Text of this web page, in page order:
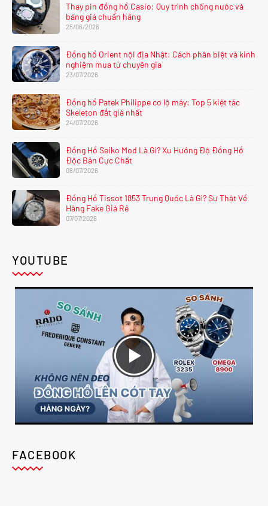
Thay pin đồng hồ Casio: Quy trình chống nước và
bảng giá chuẩn hãng
25/06/2026
Đồng hồ Orient nội địa Nhật: Cách phân biệt và kinh
nghiệm mua từ chuyên gia
23/07/2026
Đồng hồ Patek Philippe cơ lộ máy: Top 5 kiệt tác
Skeleton đắt giá nhất
24/07/2026
Đồng Hồ Seiko Mod Là Gì? Xu Hướng Độ Đồng Hồ
Độc Bản Cực Chất
08/07/2026
Đồng Hồ Tissot 1853 Trung Quốc Là Gì? Sự Thật Về
Hàng Fake Giá Rẻ
07/07/2026
YOUTUBE
FACEBOOK